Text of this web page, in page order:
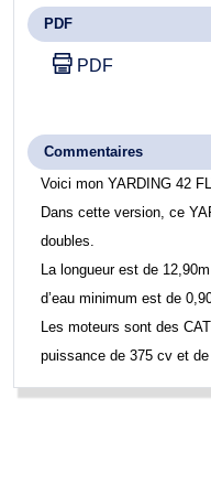
PDF
PDF
Commentaires
Voici mon YARDING 42
Dans cette version, ce
doubles.
La longueur est de
d’eau minimum est de
Les moteurs sont des
puissance de 375 cv et